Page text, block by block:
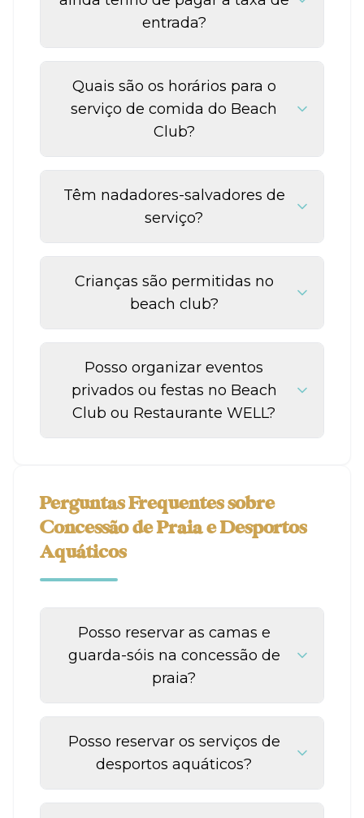
entrada?
Quais são os horários para o
serviço de comida do Beach
Club?
Têm nadadores-salvadores de
serviço?
Crianças são permitidas no
beach club?
Posso organizar eventos
privados ou festas no Beach
Club ou Restaurante WELL?
Perguntas Frequentes sobre
Concessão de Praia e Desportos
Aquáticos
Posso reservar as camas e
guarda-sóis na concessão de
praia?
Posso reservar os serviços de
desportos aquáticos?